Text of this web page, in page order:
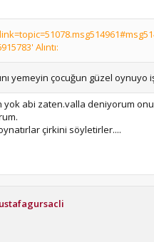
Alıntı:
yemeyin çocuğun güzel oynuyo
yok abi zaten.valla deniyorum
çirkini söyletirler....